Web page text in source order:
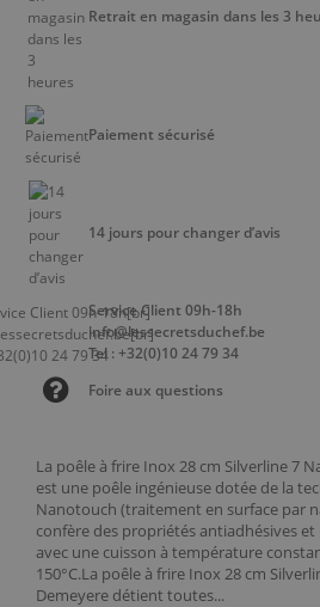
La poêle à frire Inox 28 cm Silverline 7
est une poêle ingénieuse dotée de la
Nanotouch (traitement en surface par
confère des propriétés antiadhésives
avec une cuisson à température
150°C.La poêle à frire Inox 28 cm
Demeyere détient toutes...
Retrait en magasin dans les 3
Paiement sécurisé
14 jours pour changer d’avis
Service Client 09h-18h
info@lessecretsduchef.be
Tel : +32(0)10 24 79 34
Foire aux questions